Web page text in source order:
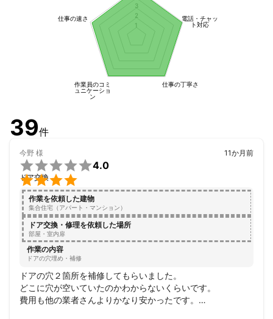
皆さまからのご依頼をお待ちしております。
まずは、お気軽にご連絡ください。
電話・チャッ
ト対応
仕事の丁寧さ
作業員のコミ
ュニケーショ
ン
仕事の速さ
1
2
3
39件
今野 様


4.0
ドア交換
11か月前
作業を依頼した建物
集合住宅（アパート・マンション）
ドア交換・修理を依頼した場所
部屋・室内扉
作業の内容
ドアの穴埋め・補修
ドアの穴２箇所を補修してもらいました。
どこに穴が空いていたのかわからないくらいです。
費用も他の業者さんよりかなり安かったです。